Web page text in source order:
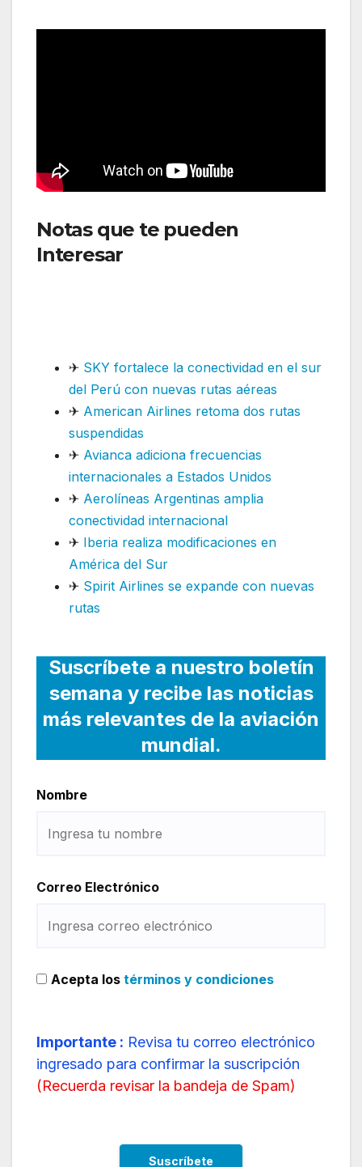
Notas que te pueden
Interesar
✈ SKY fortalece la conectividad en el sur
del Perú con nuevas rutas aéreas
✈ American Airlines retoma dos rutas
suspendidas
✈ Avianca adiciona frecuencias
internacionales a Estados Unidos
✈ Aerolíneas Argentinas amplia
conectividad internacional
✈ Iberia realiza modificaciones en
América del Sur
✈ Spirit Airlines se expande con nuevas
rutas
Suscríbete a nuestro boletín
semana y recibe las noticias
más relevantes de la aviación
mundial.
Nombre
Correo Electrónico
Acepta los términos y condiciones
Importante : Revisa tu correo electrónico
ingresado para confirmar la suscripción
(Recuerda revisar la bandeja de Spam)